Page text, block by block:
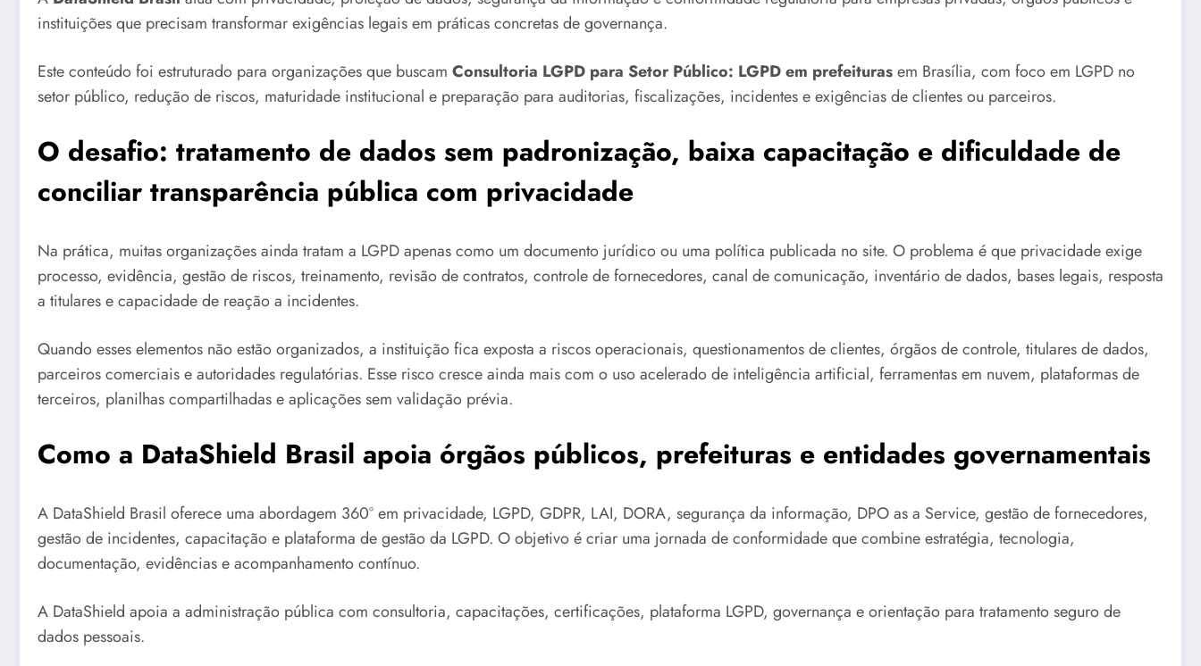
instituições que precisam transformar exigências legais em práticas concretas de governança.
Este conteúdo foi estruturado para organizações que buscam Consultoria LGPD para Setor Público: LGPD em prefeiturasem Brasília, com foco em LGPD no
setor público, redução de riscos, maturidade institucional e preparação para auditorias, fiscalizações, incidentes e exigências de clientes ou parceiros.
O desafio: tratamento de dados sem padronização, baixa capacitação e dificuldade de
conciliar transparência pública com privacidade
Na prática, muitas organizações ainda tratam a LGPD apenas como um documento jurídico ou uma política publicada no site. O problema é que privacidade exige
processo, evidência, gestão de riscos, treinamento, revisão de contratos, controle de fornecedores, canal de comunicação, inventário de dados, bases legais, resposta
a titulares e capacidade de reação a incidentes.
Quando esses elementos não estão organizados, a instituição fica exposta a riscos operacionais, questionamentos de clientes, órgãos de controle, titulares de dados,
parceiros comerciais e autoridades regulatórias. Esse risco cresce ainda mais com o uso acelerado de inteligência artificial, ferramentas em nuvem, plataformas de
terceiros, planilhas compartilhadas e aplicações sem validação prévia.
Como a DataShield Brasil apoia órgãos públicos, prefeituras e entidades governamentais
A DataShield Brasil oferece uma abordagem 360° em privacidade, LGPD, GDPR, LAI, DORA, segurança da informação, DPO as a Service, gestão de fornecedores,
gestão de incidentes, capacitação e plataforma de gestão da LGPD. O objetivo é criar uma jornada de conformidade que combine estratégia, tecnologia,
documentação, evidências e acompanhamento contínuo.
A DataShield apoia a administração pública com consultoria, capacitações, certificações, plataforma LGPD, governança e orientação para tratamento seguro de
dados pessoais.